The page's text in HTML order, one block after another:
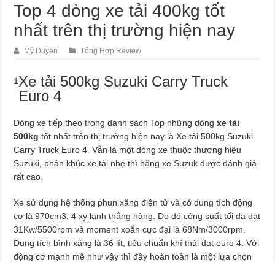
Top 4 dòng xe tải 400kg tốt
nhất trên thị trường hiện nay
Mỹ Duyen Tổng Hợp Review
1 Xe tải 500kg Suzuki Carry Truck
Euro 4
Dòng xe tiếp theo trong danh sách Top những dòngxe tải
500kg tốt nhất trên thị trường hiện nay là Xe tải 500kg Suzuki
Carry Truck Euro 4. Vẫn là một dòng xe thuộc thương hiệu
Suzuki, phân khúc xe tải nhẹ thì hãng xe Suzuk được đánh giá
rất cao.
Xe sử dụng hệ thống phun xăng điện tử và có dung tích động
cơ là 970cm3, 4 xy lanh thẳng hàng. Do đó công suất tối đa đạt
31Kw/5500rpm và moment xoắn cực đại là 68Nm/3000rpm.
Dung tích bình xăng là 36 lít, tiêu chuẩn khí thải đạt euro 4. Với
động cơ mạnh mẽ như vậy thì đây hoàn toàn là một lựa chọn